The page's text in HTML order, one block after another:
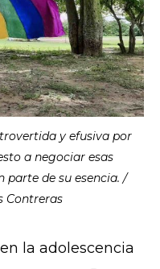
y efusiva por
a negociar esas
parte de su esencia. /
Contreras
la adolescencia